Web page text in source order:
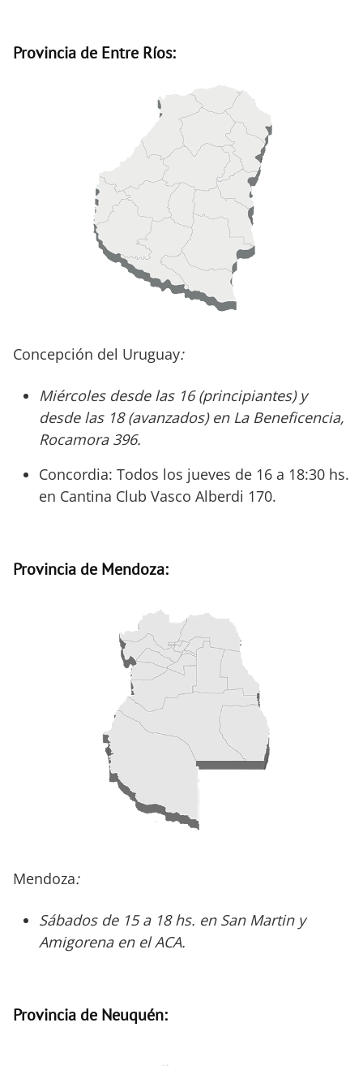
Provincia de Entre Ríos:
Concepción del Uruguay:
Miércoles desde las 16 (principiantes) y
desde las 18 (avanzados) en La Beneficencia,
Rocamora 396.
Concordia: Todos los jueves de 16 a 18:30 hs.
en Cantina Club Vasco Alberdi 170.
Provincia de Mendoza:
Mendoza:
Sábados de 15 a 18 hs. en San Martin y
Amigorena en el ACA.
Provincia de Neuquén: